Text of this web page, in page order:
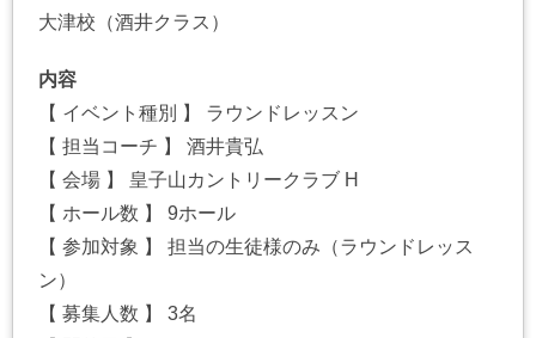
大津校（酒井クラス）
内容
【 イベント種別 】 ラウンドレッスン
【 担当コーチ 】 酒井貴弘
【 会場 】 皇子山カントリークラブ H
【 ホール数 】 9ホール
【 参加対象 】 担当の生徒様のみ（ラウンドレッス
ン）
【 募集人数 】 3名